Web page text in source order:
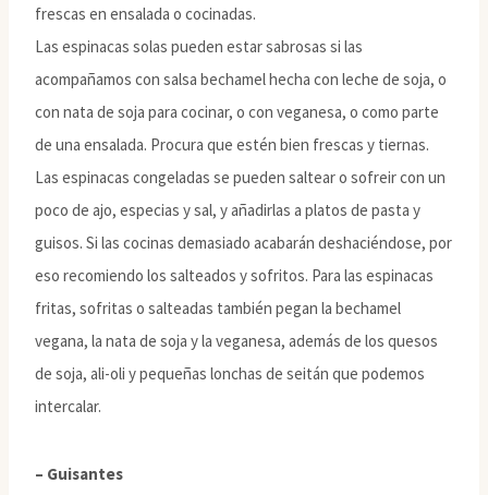
frescas en ensalada o cocinadas.
Las espinacas solas pueden estar sabrosas si las
acompañamos con salsa bechamel hecha con leche de soja, o
con nata de soja para cocinar, o con veganesa, o como parte
de una ensalada. Procura que estén bien frescas y tiernas.
Las espinacas congeladas se pueden saltear o sofreir con un
poco de ajo, especias y sal, y añadirlas a platos de pasta y
guisos. Si las cocinas demasiado acabarán deshaciéndose, por
eso recomiendo los salteados y sofritos. Para las espinacas
fritas, sofritas o salteadas también pegan la bechamel
vegana, la nata de soja y la veganesa, además de los quesos
de soja, ali-oli y pequeñas lonchas de seitán que podemos
intercalar.
– Guisantes